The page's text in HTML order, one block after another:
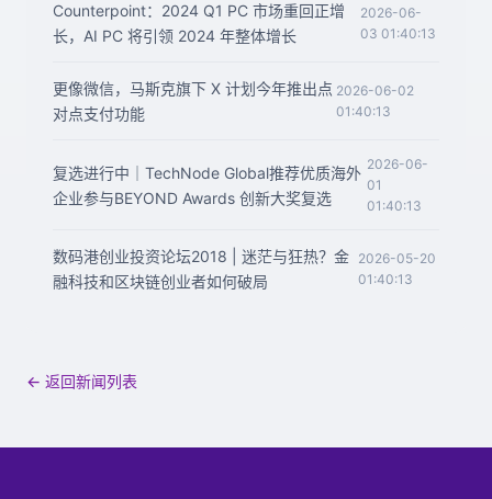
Counterpoint：2024 Q1 PC 市场重回正增
长，AI PC 将引领 2024 年整体增长
2026-06-
03 01:40:13
更像微信，马斯克旗下 X 计划今年推出点
对点支付功能
2026-06-02
01:40:13
复选进行中｜TechNode Global推荐优质海外
企业参与BEYOND Awards 创新大奖复选
2026-06-
01
01:40:13
数码港创业投资论坛2018 | 迷茫与狂热？金
融科技和区块链创业者如何破局
2026-05-20
01:40:13
← 返回新闻列表